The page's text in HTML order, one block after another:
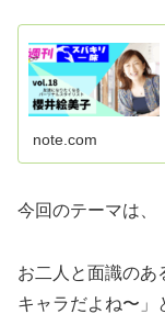
note.com
今回のテーマは、
お二人と面識のあ
キャラだよね〜」